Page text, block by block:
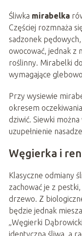
Śliwka mirabelka
Częściej rozmnaża
sadzonek
owocować, jednak z
roślinny. Mirabelki
wymagające
Przy wysiewie
okresem
dziwić. Siewki
uzupełnienie
Węgierka i
Klasyczne odmiany
zachować je z
drzewo. Z
będzie jednak
„Węgierki
identyczna śliwa, a